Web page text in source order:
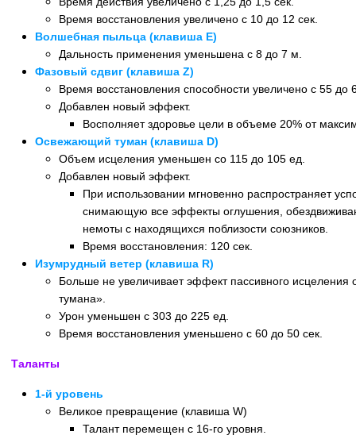
Время восстановления увеличено с 10 до 12 сек.
Волшебная пыльца (клавиша E)
Дальность применения уменьшена с 8 до 7 м.
Фазовый сдвиг (клавиша Z)
Время восстановления способности увеличено с 55 до
Добавлен новый эффект.
Восполняет здоровье цели в объеме 20% от
Освежающий туман (клавиша D)
Объем исцеления уменьшен со 115 до 105 ед.
Добавлен новый эффект.
При использовании мгновенно распространяет
снимающую все эффекты оглушения,
немоты с находящихся поблизости союзников.
Время восстановления: 120 сек.
Изумрудный ветер (клавиша R)
Больше не увеличивает эффект пассивного
тумана».
Урон уменьшен с 303 до 225 ед.
Время восстановления уменьшено с 60 до 50 сек.
Таланты
1-й уровень
Великое превращение (клавиша W)
Талант перемещен с 16-го уровня.